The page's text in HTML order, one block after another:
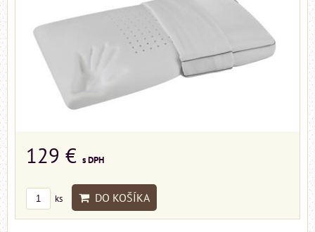
129 € s DPH
ks DO KOŠÍKA